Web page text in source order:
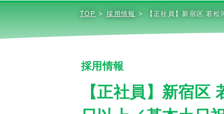
TOP 採用情報 【正社員】新宿区 若
採用情報
【正社員】新宿